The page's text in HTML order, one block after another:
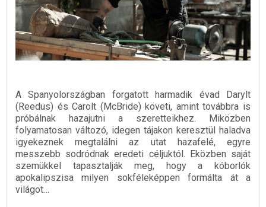
A Spanyolországban forgatott harmadik évad Darylt
(Reedus) és Carolt (McBride) követi, amint továbbra is
próbálnak hazajutni a szeretteikhez. Miközben
folyamatosan változó, idegen tájakon keresztül haladva
igyekeznek megtalálni az utat hazafelé, egyre
messzebb sodródnak eredeti céljuktól. Eközben saját
szemükkel tapasztalják meg, hogy a kóborlók
apokalipszisa milyen sokféleképpen formálta át a
világot…